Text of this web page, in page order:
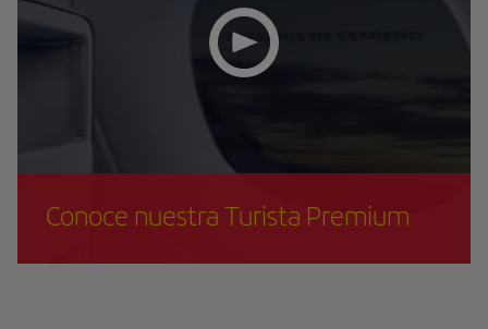
Conoce nuestra Turista Premium